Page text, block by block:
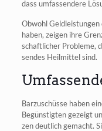
dass umfas­sen­de­re
Obwohl
haben, zei­gen ihre
schaft­li­cher Pro­ble­me,
sen­des Heil­mit­tel sind.
Bar­zu­schüs­se haben
Begüns­tig­ten gezeigt
zen deut­lich gemacht.